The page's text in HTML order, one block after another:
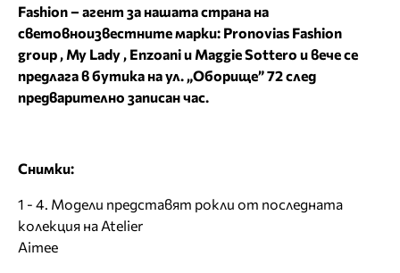
Fashion – агент за нашата страна на
световноизвестните марки: Pronovias Fashion
group , My Lady , Enzoani и MaggieSottero и вече се
предлага в бутика на ул. „Оборище” 72 след
предварително записан час.
Снимки:
1 - 4. Модели представят рокли от последната
колекция на Atelier
Aimee